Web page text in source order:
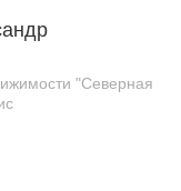
"Северная